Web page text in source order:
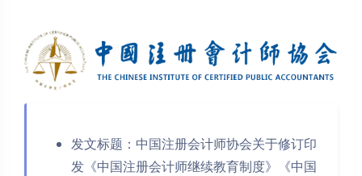
发文标题：中国注册会计师协会关于修订印
发《中国注册会计师继续教育制度》《中国